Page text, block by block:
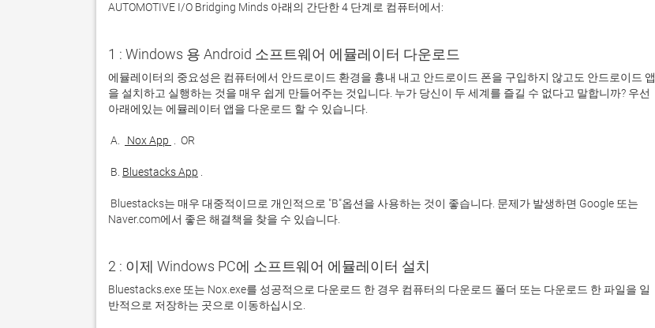
AUTOMOTIVE I/O Bridging Minds 아래의 간단한 4 단계로 컴퓨터에서:
1 : Windows 용 Android 소프트웨어 에뮬레이터 다운로드
에뮬레이터의 중요성은 컴퓨터에서 안드로이드 환경을 흉내 내고 안드로이드 폰을 구입하지 않고도 안드로이드 앱
을 설치하고 실행하는 것을 매우 쉽게 만들어주는 것입니다. 누가 당신이 두 세계를 즐길 수 없다고 말합니까? 우선
A. Nox App
B. Bluestacks App
Naver.com에서 좋은 해결책을 찾을 수 있습니다.
2 : 이제 Windows PC에 소프트웨어 에뮬레이터 설치
Bluestacks.exe 또는 Nox.exe를 성공적으로 다운로드 한 경우 컴퓨터의 다운로드 폴더 또는 다운로드 한 파일을 일